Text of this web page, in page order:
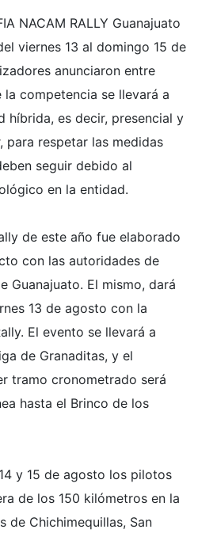
NACAM RALLY Guanajuato
viernes 13 al domingo 15 de
anunciaron entre
competencia se llevará a
híbrida, es decir, presencial y
para respetar las medidas
seguir debido al
en la entidad.
de este año fue elaborado
con las autoridades de
Guanajuato. El mismo, dará
13 de agosto con la
El evento se llevará a
de Granaditas, y el
tramo cronometrado será
hasta el Brinco de los
y 15 de agosto los pilotos
de los 150 kilómetros en la
de Chichimequillas, San